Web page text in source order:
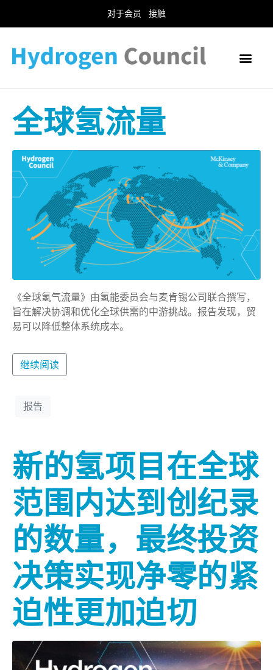
对于会员 接触
全球氢流量
《全球氢气流量》由氢能委员会与麦肯锡公司联合撰写，
旨在解决协调和优化全球供需的中游挑战。报告发现，贸
易可以降低整体系统成本。
继续阅读
报告
新的氢项目在全球
范围内达到创纪录
的数量，最终投资
决策实现净零的紧
迫性更加迫切